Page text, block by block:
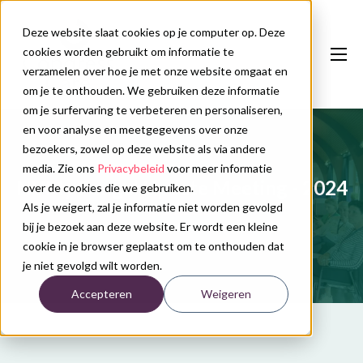
Deze website slaat cookies op je computer op. Deze
cookies worden gebruikt om informatie te
verzamelen over hoe je met onze website omgaat en
om je te onthouden. We gebruiken deze informatie
om je surfervaring te verbeteren en personaliseren,
en voor analyse en meetgegevens over onze
bezoekers, zowel op deze website als via andere
media. Zie ons Privacybeleid voor meer informatie
over de cookies die we gebruiken.
Als je weigert, zal je informatie niet worden gevolgd
bij je bezoek aan deze website. Er wordt een kleine
cookie in je browser geplaatst om te onthouden dat
je niet gevolgd wilt worden.
Accepteren Weigeren
Onze diensten
Congreskalender
Nieuws
Over ons
Contact
Plan uw congres
NVMy Fungal Update Meeting - 2024